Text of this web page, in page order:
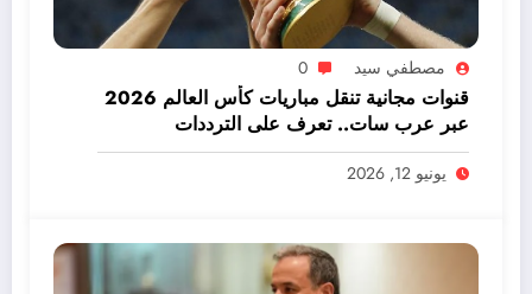
مصطفي سيد 0
قنوات مجانية تنقل مباريات كأس العالم 2026
عبر عرب سات.. تعرف على الترددات
يونيو 12, 2026